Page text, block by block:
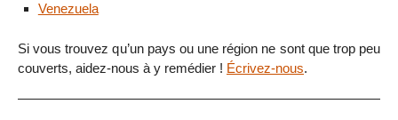
Venezuela
Si vous trouvez qu’un pays ou une région ne sont que trop peu
couverts, aidez-nous à y remédier ! Écrivez-nous.